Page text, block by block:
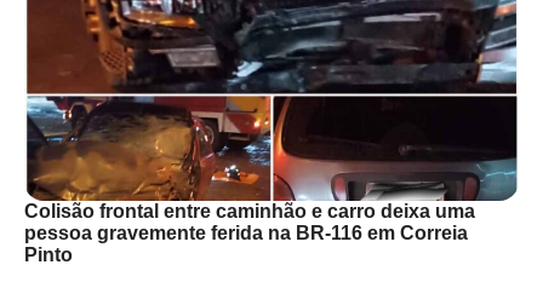
Colisão frontal entre caminhão e carro deixa uma
pessoa gravemente ferida na BR-116 em Correia
Pinto